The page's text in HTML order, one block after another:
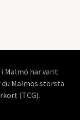
Malmö har varit
du Malmös största
(TCG).